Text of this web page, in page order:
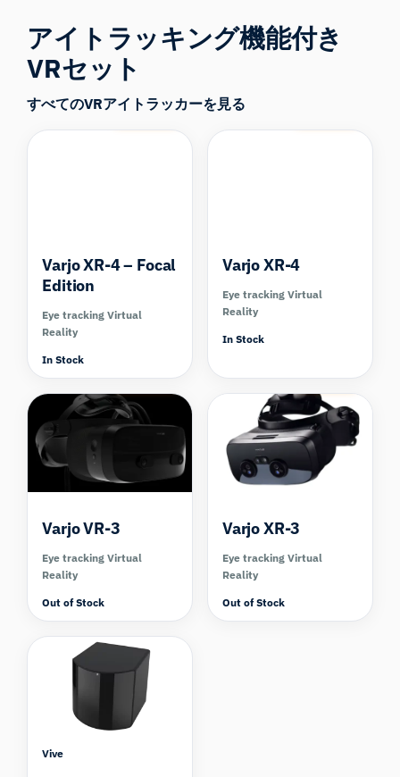
アイトラッキング機能付き
VRセット
すべてのVRアイトラッカーを見る
Varjo XR-4 – Focal
Edition
Eye tracking Virtual
Reality
In Stock
Compare
Varjo XR-4
Eye tracking Virtual
Reality
In Stock
Varjo VR-3
Eye tracking Virtual
Reality
Out of Stock
Varjo XR-3
Eye tracking Virtual
Reality
Out of Stock
Vive